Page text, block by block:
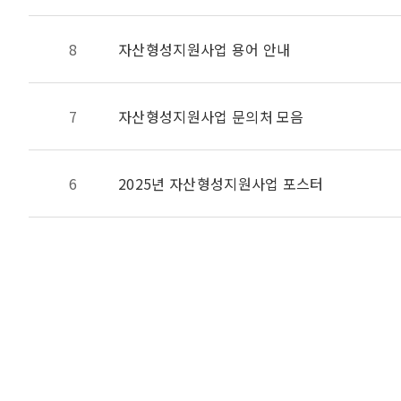
8 자산형성지원사업 용어 안내
7 자산형성지원사업 문의처 모음
6 2025년 자산형성지원사업 포스터